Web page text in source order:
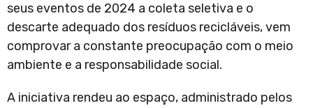
seus eventos de 2024 a coleta seletiva e o
descarte adequado dos resíduos recicláveis, vem
comprovar a constante preocupação com o meio
ambiente e a responsabilidade social.
A iniciativa rendeu ao espaço, administrado pelos